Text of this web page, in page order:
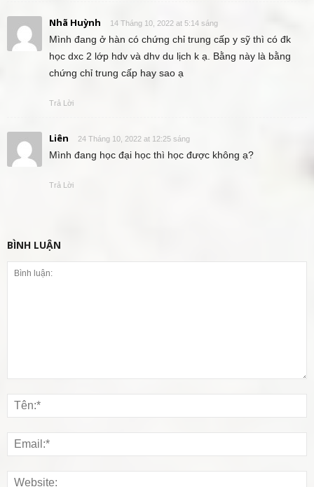
Nhã Huỳnh 14 Tháng 10, 2022 at 5:14 sáng
Mình đang ở hàn có chứng chỉ trung cấp y sỹ thì có đk
học dxc 2 lớp hdv và dhv du lịch k ạ. Bằng này là bằng
chứng chỉ trung cấp hay sao ạ
Trả Lời
Liên 24 Tháng 10, 2022 at 12:25 sáng
Mình đang học đại học thì học được không ạ?
Trả Lời
BÌNH LUẬN